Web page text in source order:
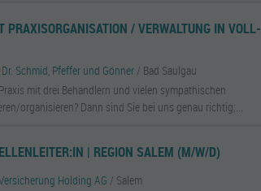
PRAXISORGANISATION / VERWALTUNG IN VOLL-
Schmid, Pfeffer und Gönner / Bad Saulgau
mit drei Behandlern und vielen sympathischen
organisieren? Dann sind Sie bei uns genau richtig;...
| REGION SALEM (M/W/D)
Holding AG / Salem